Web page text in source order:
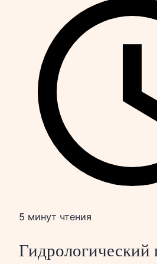
5 минут чтения
Гидрологический